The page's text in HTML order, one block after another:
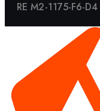
RE M2-1175-F6-D4